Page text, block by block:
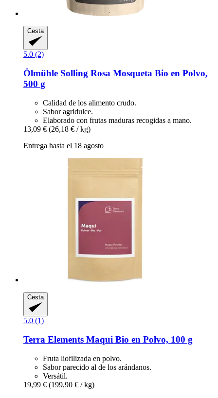
Cesta
5.0 (2)
Ölmühle Solling Rosa Mosqueta Bio en Polvo,
500 g
Calidad de los alimento crudo.
Sabor agridulce.
Elaborado con frutas maduras recogidas a mano.
13,09 € (26,18 € / kg)
Entrega hasta el 18 agosto
Cesta
5.0 (1)
Terra Elements Maqui Bio en Polvo, 100 g
Fruta liofilizada en polvo.
Sabor parecido al de los arándanos.
Versátil.
19,99 € (199,90 € / kg)